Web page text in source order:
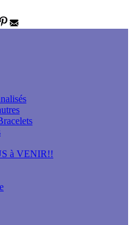
à VENIR!!